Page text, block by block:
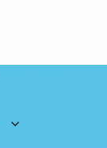
GUZTIAK